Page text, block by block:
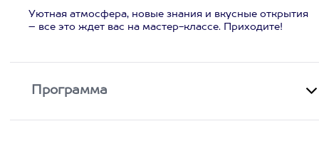
Уютная атмосфера, новые знания и вкусные открытия
– все это ждет вас на мастер-классе. Приходите!
Программа